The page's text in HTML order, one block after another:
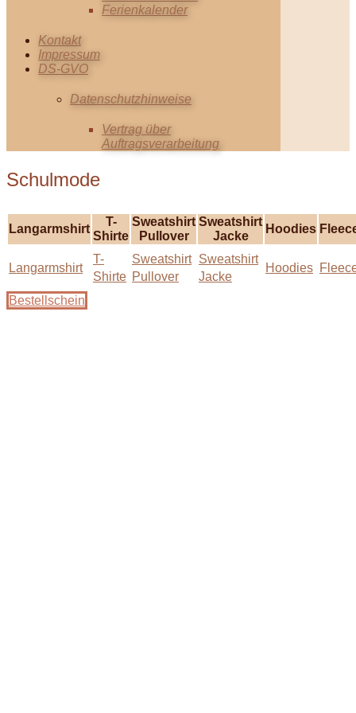
Ferienkalender
Kontakt
Impressum
DS-GVO
Datenschutzhinweise
Vertrag über
Auftragsverarbeitung
Schulmode
Langarmshirt
T-
Shirte
Sweatshirt
Pullover
Sweatshirt
Jacke
Hoodies
Langarmshirt
T-
Shirte
Sweatshirt
Pullover
Sweatshirt
Jacke
Hoodies
Bestellschein